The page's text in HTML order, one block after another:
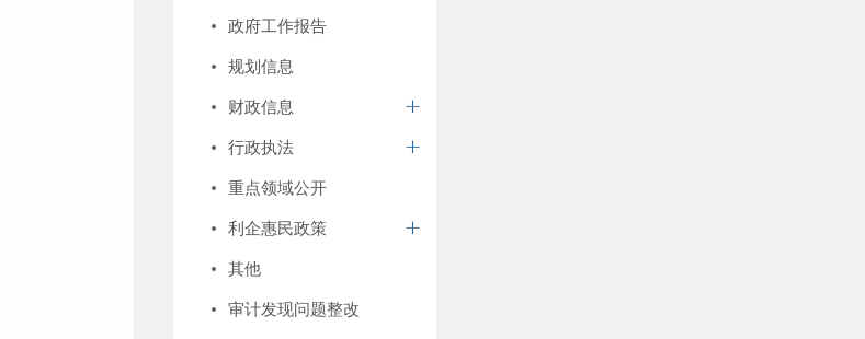
政府工作报告
规划信息
财政信息
行政执法
重点领域公开
利企惠民政策
其他
审计发现问题整改